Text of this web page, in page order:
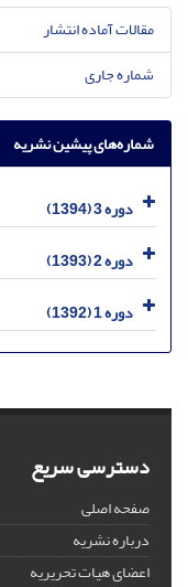
مقالات آماده انتشار
شماره جاری
شماره‌های پیشین نشریه
دوره 3 (1394)
دوره 2 (1393)
دوره 1 (1392)
دسترسی سریع
صفحه اصلی
درباره نشریه
اعضای هیات تحریریه